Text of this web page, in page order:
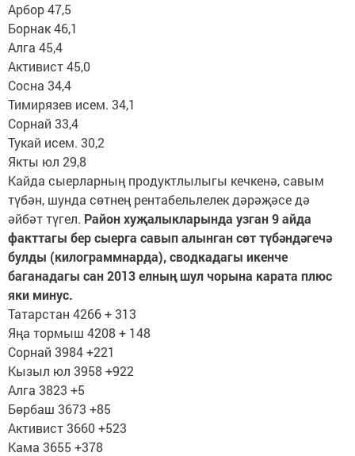
Арбор 47,5
Борнак 46,1
Алга 45,4
Активист 45,0
Сосна 34,4
Тимирязев исем. 34,1
Сорнай 33,4
Тукай исем. 30,2
Якты юл 29,8
Кайда сыерларның продуктлылыгы кечкенә, савым
түбән, шунда сөтнең рентабельлелек дәрәҗәсе дә
әйбәт түгел. Район хуҗалыкларында узган 9 айда
факттагы бер сыерга савып алынган сөт түбәндәгечә
булды (килограммнарда), сводкадагы икенче
баганадагы сан 2013 елның шул чорына карата плюс
яки минус.
Татарстан 4266 + 313
Яңа тормыш 4208 + 148
Сорнай 3984 +221
Кызыл юл 3958 +922
Алга 3823 +5
Бөрбаш 3673 +85
Активист 3660 +523
Кама 3655 +378